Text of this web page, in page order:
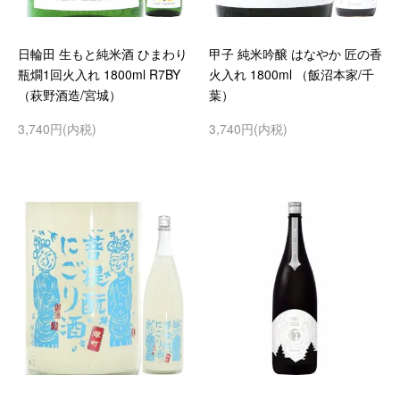
日輪田 生もと純米酒 ひまわり
瓶燗1回火入れ 1800ml R7BY
（萩野酒造/宮城）
3,740円(内税)
甲子 純米吟醸 はなやか 匠の香
火入れ 1800ml （飯沼本家/千
葉）
3,740円(内税)